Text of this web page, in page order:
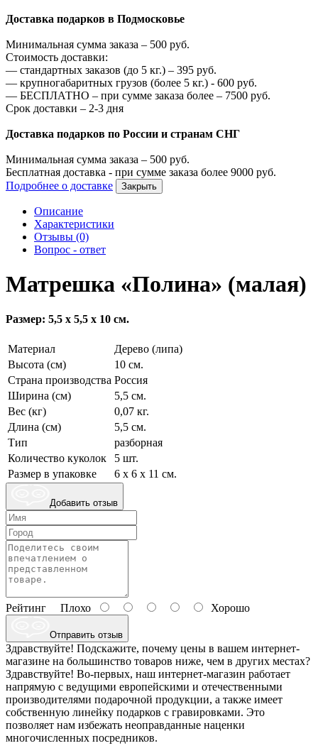
Доставка подарков в Подмосковье
Минимальная сумма заказа – 500 руб.
Стоимость доставки:
— стандартных заказов (до 5 кг.) – 395 руб.
— крупногабаритных грузов (более 5 кг.) - 600 руб.
— БЕСПЛАТНО – при сумме заказа более – 7500 руб.
Срок доставки – 2-3 дня
Доставка подарков по России и странам СНГ
Минимальная сумма заказа – 500 руб.
Бесплатная доставка - при сумме заказа более 9000 руб.
Подробнее о доставке
Закрыть
Описание
Характеристики
Отзывы (0)
Вопрос - ответ
Матрешка «Полина» (малая)
Размер: 5,5 х 5,5 х 10 см.
Материал
Дерево (липа)
Высота (см)
10 см.
Страна производства Россия
Ширина (см)
5,5 см.
Вес (кг)
0,07 кг.
Длина (см)
5,5 см.
Тип
разборная
Количество куколок
5 шт.
Размер в упаковке
6 х 6 х 11 см.
Добавить отзыв
Рейтинг Плохо Хорошо
Отправить отзыв
Здравствуйте! Подскажите, почему цены в вашем интернет-
магазине на большинство товаров ниже, чем в других местах?
Здравствуйте! Во-первых, наш интернет-магазин работает
напрямую с ведущими европейскими и отечественными
производителями подарочной продукции, а также имеет
собственную линейку подарков с гравировками. Это
позволяет нам избежать неоправданные наценки
многочисленных посредников.